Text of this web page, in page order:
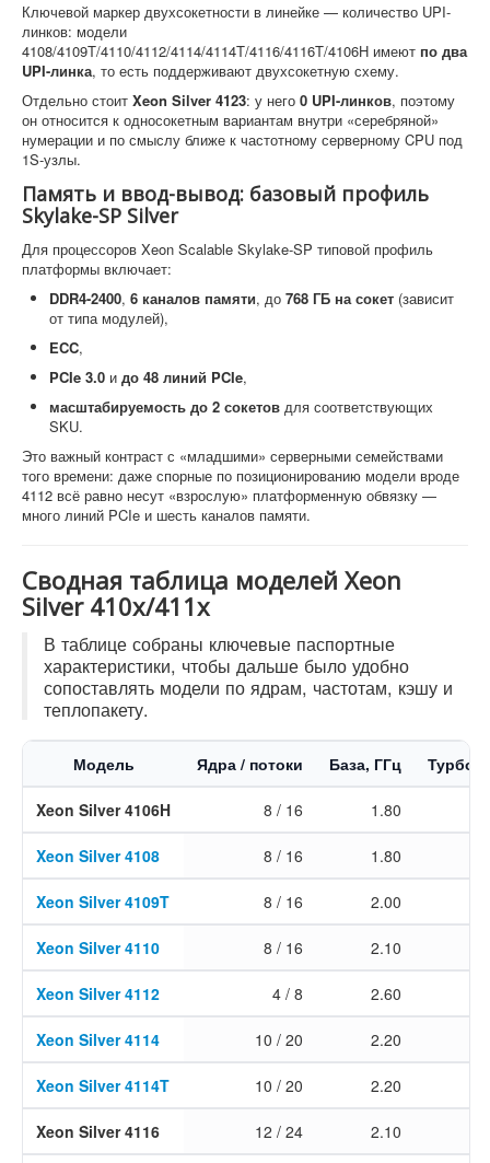
Ключевой маркер двухсокетности в линейке — количество UPI-
линков: модели
4108/4109T/4110/4112/4114/4114T/4116/4116T/4106H имеют по два
UPI-линка, то есть поддерживают двухсокетную схему.
Отдельно стоит Xeon Silver 4123: у него 0 UPI-линков, поэтому
он относится к односокетным вариантам внутри «серебряной»
нумерации и по смыслу ближе к частотному серверному CPU под
1S-узлы.
Память и ввод-вывод: базовый профиль
Skylake-SP Silver
Для процессоров Xeon Scalable Skylake-SP типовой профиль
платформы включает:
DDR4-2400, 6 каналов памяти, до 768 ГБ на сокет (зависит
от типа модулей),
ECC,
PCIe 3.0 и до 48 линий PCIe,
масштабируемость до 2 сокетов для соответствующих
SKU.
Это важный контраст с «младшими» серверными семействами
того времени: даже спорные по позиционированию модели вроде
4112 всё равно несут «взрослую» платформенную обвязку —
много линий PCIe и шесть каналов памяти.
Сводная таблица моделей Xeon
Silver 410x/411x
В таблице собраны ключевые паспортные
характеристики, чтобы дальше было удобно
сопоставлять модели по ядрам, частотам, кэшу и
теплопакету.
Модель Ядра / потоки База, ГГц Турбо,
Xeon Silver 4106H 8 / 16 1.80
Xeon Silver 4108 8 / 16 1.80
Xeon Silver 4109T 8 / 16 2.00
Xeon Silver 4110 8 / 16 2.10
Xeon Silver 4112 4 / 8 2.60
Xeon Silver 4114 10 / 20 2.20
Xeon Silver 4114T 10 / 20 2.20
Xeon Silver 4116 12 / 24 2.10